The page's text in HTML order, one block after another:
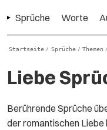
Sprüche Worte
Startseite / Sprüche / Themen /
Liebe
Berührende Sprüche
der romantischen Liebe